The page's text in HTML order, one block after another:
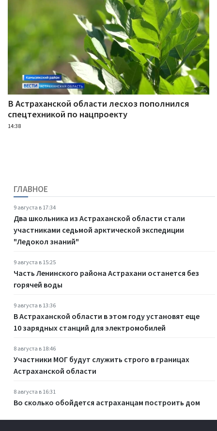
В Астраханской области лесхоз пополнился
спецтехникой по нацпроекту
14:38
ГЛАВНОЕ
9 августа в 17:34
Два школьника из Астраханской области стали
участниками седьмой арктической экспедиции
"Ледокол знаний"
9 августа в 15:25
Часть Ленинского района Астрахани останется без
горячей воды
9 августа в 13:36
В Астраханской области в этом году установят еще
10 зарядных станций для электромобилей
8 августа в 18:46
Участники МОГ будут служить строго в границах
Астраханской области
8 августа в 16:31
Во сколько обойдется астраханцам построить дом